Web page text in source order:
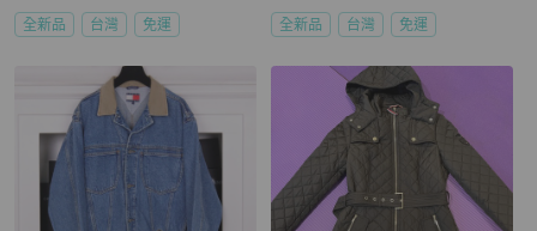
全新品 台灣 免運 全新品 台灣 免運